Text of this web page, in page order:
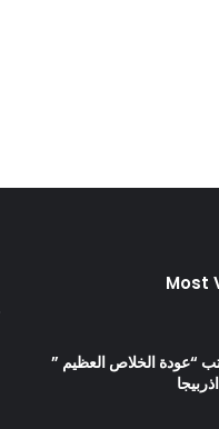
Most
“عودة الخلاص العظيم ”